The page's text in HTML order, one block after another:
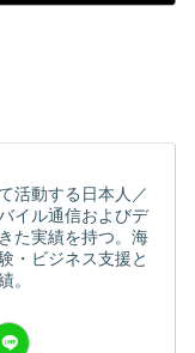
活動する日本人／
イル通信およびデ
た実績を持つ。海
・ビジネス支援と
。